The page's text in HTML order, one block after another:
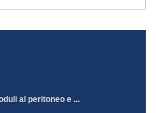
al peritoneo e ...